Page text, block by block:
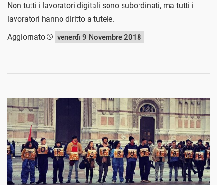
Non tutti i lavoratori digitali sono subordinati, ma tutti i
lavoratori hanno diritto a tutele.
Aggiornato
venerdì 9 Novembre 2018